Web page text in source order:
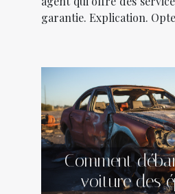
garantie. Explication.
Comment
voiture des